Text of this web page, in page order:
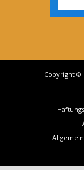
Copyright ©